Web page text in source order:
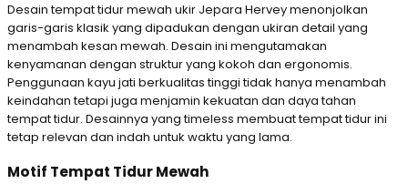
Desain tempat tidur mewah ukir Jepara Hervey menonjolkan
garis-garis klasik yang dipadukan dengan ukiran detail yang
menambah kesan mewah. Desain ini mengutamakan
kenyamanan dengan struktur yang kokoh dan ergonomis.
Penggunaan kayu jati berkualitas tinggi tidak hanya menambah
keindahan tetapi juga menjamin kekuatan dan daya tahan
tempat tidur. Desainnya yang timeless membuat tempat tidur ini
tetap relevan dan indah untuk waktu yang lama.
Motif Tempat Tidur Mewah